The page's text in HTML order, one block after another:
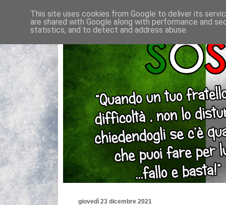
giovedì 23 dicembre 2021
This site uses cookies from Google to deliver its
are shared with Google along with performance and
statistics, and to detect and address abuse.